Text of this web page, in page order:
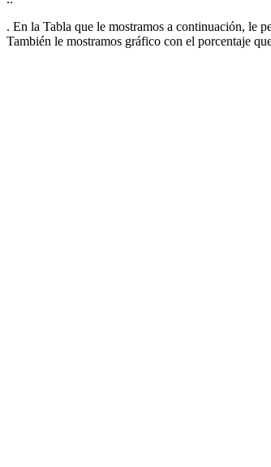
. En la Tabla que le mostramos a continuación, le
También le mostramos gráfico con el porcentaje